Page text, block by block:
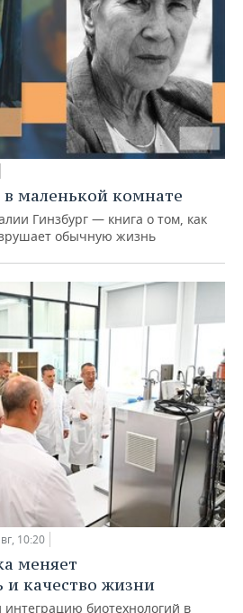
маленькой комнате
Гинзбург — книга о том, как
обычную жизнь
10:20
меняет
качество жизни
интеграцию биотехнологий в